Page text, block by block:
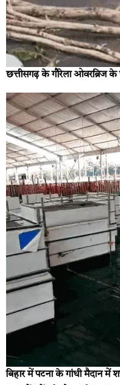
छत्तीसगढ़ के गौरेला ओवरब्रिज
बिहार में पटना के गांधी मैदान में